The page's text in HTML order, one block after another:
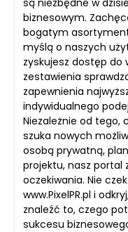
biznesowym.
bogatym
myślą o naszych
zyskujesz dostęp do
zestawienia
zapewnienia
indywidualnego
Niezależnie od tego,
szuka nowych
osobą prywatną,
projektu, nasz portal
oczekiwania. Nie
www.PixelPR.pl i
znaleźć to, czego
sukcesu